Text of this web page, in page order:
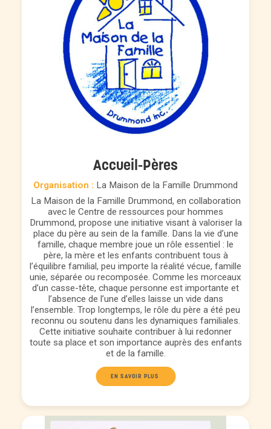
Accueil-Pères
Organisation : La Maison de la Famille Drummond
La Maison de la Famille Drummond, en collaboration
avec le Centre de ressources pour hommes
Drummond, propose une initiative visant à valoriser la
place du père au sein de la famille. Dans la vie d’une
famille, chaque membre joue un rôle essentiel : le
père, la mère et les enfants contribuent tous à
l’équilibre familial, peu importe la réalité vécue, famille
unie, séparée ou recomposée. Comme les morceaux
d’un casse-tête, chaque personne est importante et
l’absence de l’une d’elles laisse un vide dans
l’ensemble. Trop longtemps, le rôle du père a été peu
reconnu ou soutenu dans les dynamiques familiales.
Cette initiative souhaite contribuer à lui redonner
toute sa place et son importance auprès des enfants
et de la famille.
EN SAVOIR PLUS